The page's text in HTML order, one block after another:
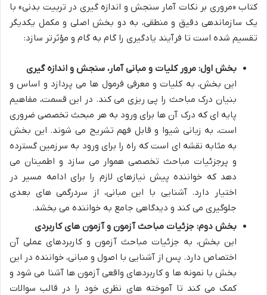
کتاب «مروری بر نکات آمار سنجش و اندازه گیری در تربیت بدنی» با
یک سازماندهی دقیق و منطقی، به دو بخش اصلی و مکمل یکدیگر
تقسیم شده است تا فرآیند یادگیری را گام به گام و مؤثرتر سازد:
بخش اول: مرور کلیات و مبانی آمار، سنجش و اندازه گیری
این بخش، به کلیات و معرفی فرمول ها می پردازد و اساس و
بنیان درک مباحث را پی ریزی می کند. در این قسمت، مفاهیم
پایه ای که درک آن ها برای ورود به هر مبحث تخصصی ضروری
است، به زبانی شیوا و قابل فهم تشریح می شوند. این بخش
به مثابه نقشه ای است که راه را برای ورود به سرزمین گسترده
و پرجزئیات مباحث تخصصی هموار می سازد و اطمینان می
دهد که خواننده پیش نیازهای لازم را برای ادامه مسیر در
اختیار دارد. آشنایی با این مبانی، از سردرگمی های بعدی
جلوگیری می کند و دیدگاهی جامع به خواننده می بخشد.
بخش دوم: جزئیات مباحث آزمون و آزمون های کاربردی
این بخش، به جزئیات مباحث آزمون و کاربردهای عملی آن
اختصاص دارد. پس از آشنایی با اصول و مبانی، خواننده در این
بخش با نمونه ها و کاربردهای واقعی آزمون ها آشنا می شود و
کمک می کند تا آموخته های نظری خود را در قالب سوالات